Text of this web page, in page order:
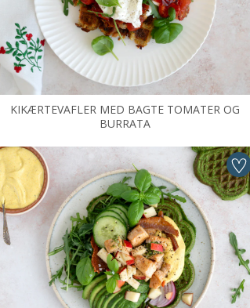
KIKÆRTEVAFLER MED BAGTE TOMATER OG
BURRATA